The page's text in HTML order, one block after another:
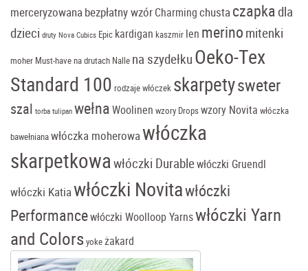
merceryzowanabezpłatny wzórCharmingchustaczapka dla
dzieci druty Nova Cubics Epic kardigan kaszmir len merino mitenki
moher Must-havena drutach Nalle na szydełku Oeko-Tex
Standard 100 rodzaje włóczek skarpetysweter
szal torba tulipan wełnaWoolinen wzory Dropswzory Novita włóczka
bawełnianawłóczka moherowawłóczka
skarpetkowawłóczki Durablewłóczki Gruendl
włóczki Katiawłóczki Novitawłóczki
Performancewłóczki Woolloop Yarnswłóczki Yarn
and Colorsyokeżakard